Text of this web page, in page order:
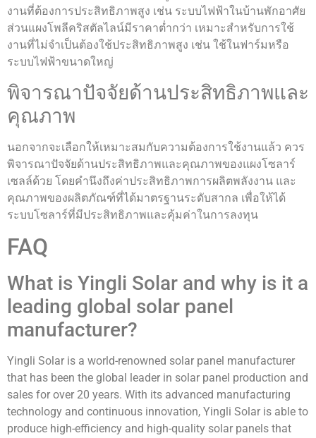
งานที่ต้องการประสิทธิภาพสูง เช่น ระบบไฟฟ้าในบ้านพักอาศัย
ส่วนแผงโพลีคริสตัลไลน์มีราคาต่ำกว่า เหมาะสำหรับการใช้
งานที่ไม่จำเป็นต้องใช้ประสิทธิภาพสูง เช่น ใช้ในฟาร์มหรือ
ระบบไฟฟ้าขนาดใหญ่
พิจารณาปัจจัยด้านประสิทธิภาพและ
คุณภาพ
นอกจากจะเลือกให้เหมาะสมกับความต้องการใช้งานแล้ว ควร
พิจารณาปัจจัยด้านประสิทธิภาพและคุณภาพของแผงโซลาร์
เซลล์ด้วย โดยคำนึงถึงค่าประสิทธิภาพการผลิตพลังงาน และ
คุณภาพของผลิตภัณฑ์ที่ได้มาตรฐานระดับสากล เพื่อให้ได้
ระบบโซลาร์ที่มีประสิทธิภาพและคุ้มค่าในการลงทุน
FAQ
What is Yingli Solar and why is it a
leading global solar panel
manufacturer?
Yingli Solar is a world-renowned solar panel manufacturer
that has been the global leader in solar panel production and
sales for over 20 years. With its advanced manufacturing
technology and continuous innovation, Yingli Solar is able to
produce high-efficiency and high-quality solar panels that